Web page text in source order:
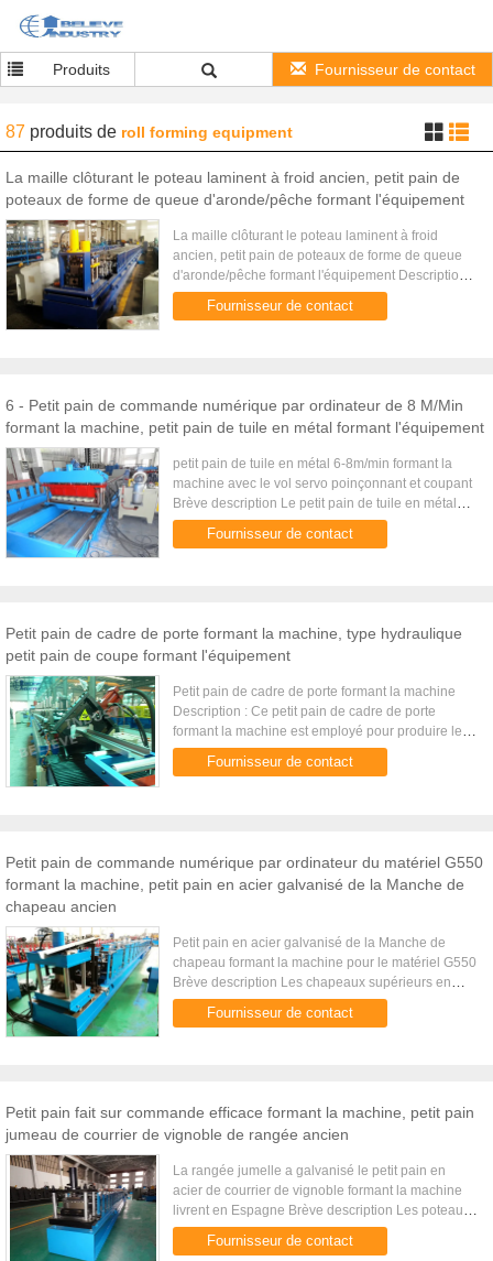
Produits Fournisseur de contact
87 produits de roll forming equipment
La maille clôturant le poteau laminent à froid ancien, petit pain de
poteaux de forme de queue d'aronde/pêche formant l'équipement
La maille clôturant le poteau laminent à froid
ancien, petit pain de poteaux de forme de queue
d'aronde/pêche formant l'équipement Description
Le poteau de barrière de maille en métal
ressemble à une queue d...
Fournisseur de contact
6 - Petit pain de commande numérique par ordinateur de 8 M/Min
formant la machine, petit pain de tuile en métal formant l'équipement
petit pain de tuile en métal 6-8m/min formant la
machine avec le vol servo poinçonnant et coupant
Brève description Le petit pain de tuile en métal
formant la machine est employé pour produire des
panneaux de ...
Fournisseur de contact
Petit pain de cadre de porte formant la machine, type hydraulique
petit pain de coupe formant l'équipement
Petit pain de cadre de porte formant la machine
Description : Ce petit pain de cadre de porte
formant la machine est employé pour produire les
cadres de porte en acier. Les éléments principaux
de cet équipement ...
Fournisseur de contact
Petit pain de commande numérique par ordinateur du matériel G550
formant la machine, petit pain en acier galvanisé de la Manche de
chapeau ancien
Petit pain en acier galvanisé de la Manche de
chapeau formant la machine pour le matériel G550
Brève description Les chapeaux supérieurs en
métal de Structual sont une alternative
économique aux purlins et bois ...
Fournisseur de contact
Petit pain fait sur commande efficace formant la machine, petit pain
jumeau de courrier de vignoble de rangée ancien
La rangée jumelle a galvanisé le petit pain en
acier de courrier de vignoble formant la machine
livrent en Espagne Brève description Les poteaux
en acier galvanisés de vignoble produits par le
petit pain de ...
Fournisseur de contact